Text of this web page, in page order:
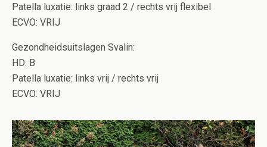
Patella luxatie: links graad 2 / rechts vrij flexibel
ECVO: VRIJ
Gezondheidsuitslagen Svalin:
HD: B
Patella luxatie: links vrij / rechts vrij
ECVO: VRIJ